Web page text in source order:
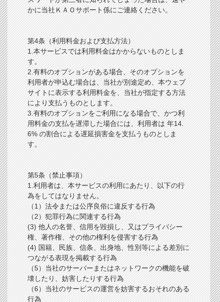
かに当社ＫＡＯサポート係にご連絡ください。
第4条（利用料金および支払方法）
1.本サービスでは利用料金はかからないものとしま
す。
2.有料のオプションがある場合、そのオプションを
利用者が申込む場合は、当社が別途定め、本ウェブ
サイトに表示する利用料金を、当社が指定する方法
により支払うものとします。
3.有料のオプションをご利用になる場合で、かつ利
用料金の支払を遅滞した場合には、利用者は 年14.
6% の割合による遅延損害金を支払うものとしま
す。
第5条（禁止事項）
1.利用者は、本サービスの利用にあたり、以下の行
為をしてはなりません。
（1）法令または公序良俗に違反する行為
（2）犯罪行為に関連する行為
(3) 他人の名誉、信用を毀損し、又はプライバシー
権、著作権、その他の権利を侵害する行為
(4) 国籍、民族、信条、出身地、性別等による差別に
つながる表現を掲載する行為
（5）当社のサーバーまたはネットワークの機能を破
壊したり、妨害したりする行為
（6）当社のサービスの運営を妨害するおそれのある
行為